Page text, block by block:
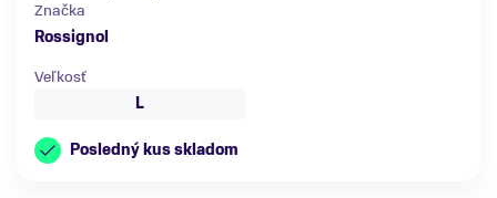
Značka
Rossignol
Veľkosť
L
Posledný kus skladom